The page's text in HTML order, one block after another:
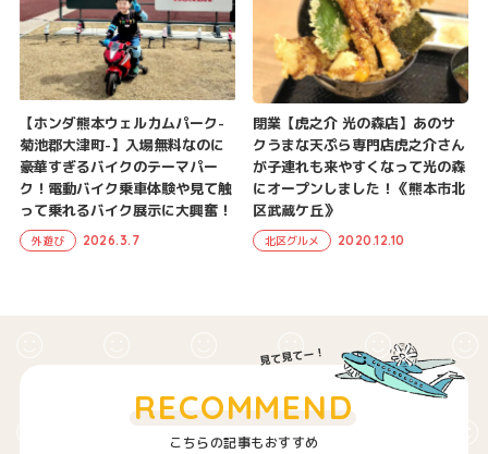
【ホンダ熊本ウェルカムパーク-
菊池郡大津町-】入場無料なのに
豪華すぎるバイクのテーマパー
ク！電動バイク乗車体験や見て触
って乗れるバイク展示に大興奮！
外遊び 2026.3.7
閉業【虎之介 光の森店】あのサ
クうまな天ぷら専門店虎之介さん
が子連れも来やすくなって光の森
にオープンしました！《熊本市北
区武蔵ケ丘》
北区グルメ 2020.12.10
こちらの記事もおすすめ
RECOMMEND